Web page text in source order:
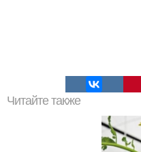
Читайте также